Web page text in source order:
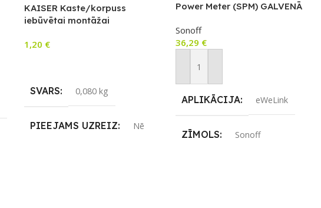
KAISER Kaste/korpuss
iebūvētai montāžai
1,20 €
SVARS 0,080 kg
PIEEJAMS UZREIZ Nē
Power Meter (SPM) GALVENĀ
Sonoff
36,29 €
Pievienot Grozam
APLIKĀCIJA eWeLink
ZĪMOLS Sonoff